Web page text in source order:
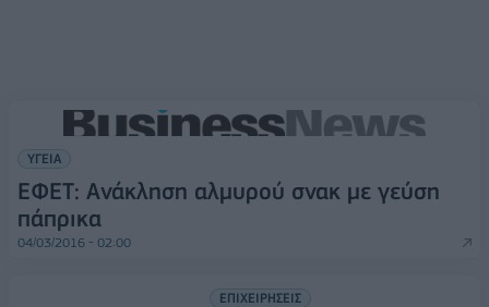
ΥΓΕΙΑ
ΕΦΕΤ: Ανάκληση αλμυρού σνακ με γεύση
πάπρικα
04/03/2016 - 02:00
ΕΠΙΧΕΙΡΗΣΕΙΣ